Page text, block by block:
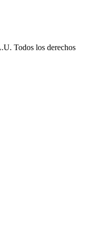
Todos los derechos